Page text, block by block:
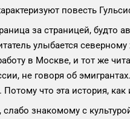
повесть
за страницей,
улыбается
в Москве, и тот же
не говоря об
Потому что эта история,
знакомому с